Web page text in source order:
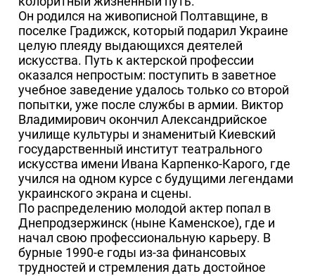
Он родился на живописной Полтавщине, в
поселке Градижск, который подарил Украине
целую плеяду выдающихся деятелей
искусства. Путь к актерской профессии
оказался непростым: поступить в заветное
учебное заведение удалось только со второй
попытки, уже после службы в армии. Виктор
Владимирович окончил Александрийское
училище культуры и знаменитый Киевский
государственный институт театрального
искусства имени Ивана Карпенко-Карого, где
учился на одном курсе с будущими легендами
украинского экрана и сцены.
По распределению молодой актер попал в
Днепродзержинск (ныне Каменское), где и
начал свою профессиональную карьеру. В
бурные 1990-е годы из-за финансовых
трудностей и стремления дать достойное